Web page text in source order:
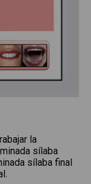
la
sílaba
sílaba final